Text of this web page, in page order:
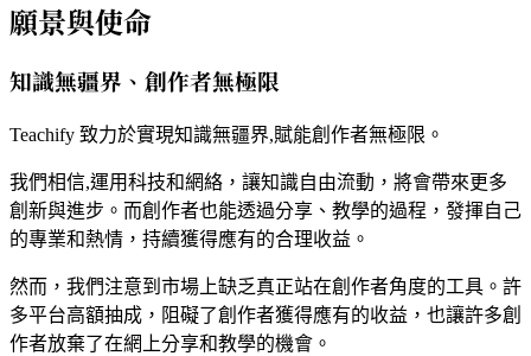
願景與使命
知識無疆界、創作者無極限
Teachify 致力於實現知識無疆界,賦能創作者無極限。
我們相信,運用科技和網絡，讓知識自由流動，將會帶來更多
創新與進步。而創作者也能透過分享、教學的過程，發揮自己
的專業和熱情，持續獲得應有的合理收益。
然而，我們注意到市場上缺乏真正站在創作者角度的工具。許
多平台高額抽成，阻礙了創作者獲得應有的收益，也讓許多創
作者放棄了在網上分享和教學的機會。